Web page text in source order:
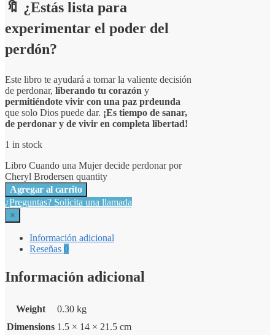
🔖 ¿Estás lista para
experimentar el poder del
perdón?
Este libro te ayudará a tomar la valiente decisión
de perdonar, liberando tu corazón y
permitiéndote vivir con una paz prdeunda
que solo Dios puede dar. ¡Es tiempo de sanar,
de perdonar y de vivir en completa libertad!
1 in stock
Libro Cuando una Mujer decide perdonar por
Cheryl Brodersen quantity
Agregar al carrito
¿Preguntas? Solicita una llamada
×
Información adicional
Reseñas 0
Información adicional
Weight
0.30 kg
Dimensions 1.5 × 14 × 21.5 cm